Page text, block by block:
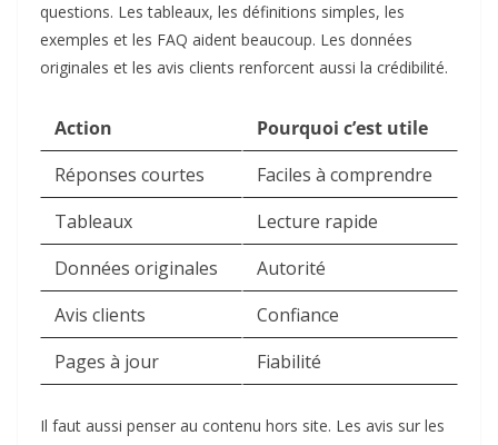
questions. Les tableaux, les définitions simples, les
exemples et les FAQ aident beaucoup. Les données
originales et les avis clients renforcent aussi la crédibilité.
Action
Pourquoi c’est utile
Réponses courtes
Faciles à comprendre
Tableaux
Lecture rapide
Données originales
Autorité
Avis clients
Confiance
Pages à jour
Fiabilité
Il faut aussi penser au contenu hors site. Les avis sur les